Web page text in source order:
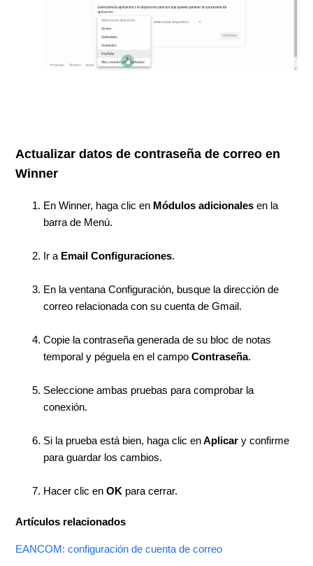
Actualizar datos de contraseña de correo en
Winner
En Winner, haga clic en Módulos adicionales en la
barra de Menú.
Ir a Email Configuraciones.
En la ventana Configuración, busque la dirección de
correo relacionada con su cuenta de Gmail.
Copie la contraseña generada de su bloc de notas
temporal y péguela en el campoContraseña.
Seleccione ambas pruebas para comprobar la
conexión.
Si la prueba está bien, haga clic enAplicar y confirme
para guardar los cambios.
Hacer clic enOK para cerrar.
Artículos relacionados
EANCOM: configuración de cuenta de correo